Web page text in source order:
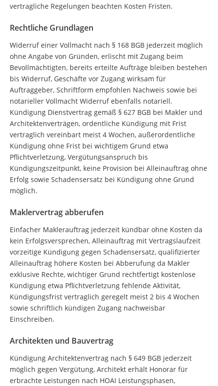
vertragliche Regelungen beachten Kosten Fristen.
Rechtliche Grundlagen
Widerruf einer Vollmacht nach § 168 BGB jederzeit möglich
ohne Angabe von Gründen, erlischt mit Zugang beim
Bevollmächtigten, bereits erteilte Aufträge bleiben bestehen
bis Widerruf, Geschäfte vor Zugang wirksam für
Auftraggeber, Schriftform empfohlen Nachweis sowie bei
notarieller Vollmacht Widerruf ebenfalls notariell.
Kündigung Dienstvertrag gemäß § 627 BGB bei Makler und
Architektenverträgen, ordentliche Kündigung mit Frist
vertraglich vereinbart meist 4 Wochen, außerordentliche
Kündigung ohne Frist bei wichtigem Grund etwa
Pflichtverletzung, Vergütungsanspruch bis
Kündigungszeitpunkt, keine Provision bei Alleinauftrag ohne
Erfolg sowie Schadensersatz bei Kündigung ohne Grund
möglich.
Maklervertrag abberufen
Einfacher Maklerauftrag jederzeit kündbar ohne Kosten da
kein Erfolgsversprechen, Alleinauftrag mit Vertragslaufzeit
vorzeitige Kündigung gegen Schadensersatz, qualifizierter
Alleinauftrag höhere Kosten bei Abberufung da Makler
exklusive Rechte, wichtiger Grund rechtfertigt kostenlose
Kündigung etwa Pflichtverletzung fehlende Aktivität,
Kündigungsfrist vertraglich geregelt meist 2 bis 4 Wochen
sowie schriftlich kündigen Zugang nachweisbar
Einschreiben.
Architekten und Bauvertrag
Kündigung Architektenvertrag nach § 649 BGB jederzeit
möglich gegen Vergütung, Architekt erhält Honorar für
erbrachte Leistungen nach HOAI Leistungsphasen,